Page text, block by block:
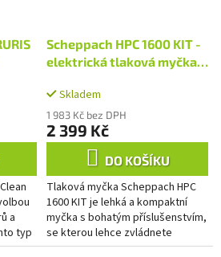
a
typ
Scheppach HPC 1600 KIT -
elektrická tlaková myčka
Skladem
1 983 Kč bez DPH
2 399 Kč
DO KOŠÍKU
Tlaková myčka Scheppach HPC
1600 KIT je lehká a kompaktní
myčka s bohatým příslušenstvím,
se kterou lehce zvládnete
všechny běžné úklidové práce